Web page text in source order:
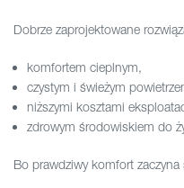
Dobrze zaprojektowane
komfortem cieplnym,
czystym i świeżym
niższymi kosztami
zdrowym środowiskiem do
Bo prawdziwy komfort